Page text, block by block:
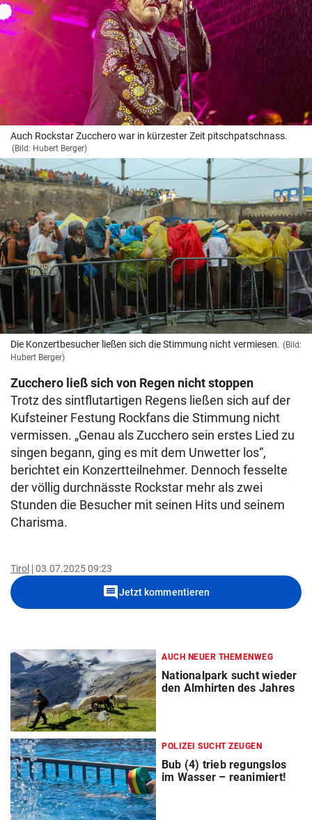
Auch Rockstar Zucchero war in kürzester Zeit pitsch­patsch­nass.
(Bild: Hubert Berger)
Die Konzertbesucher ließen sich die Stimmung nicht vermiesen. (Bild:
Hubert Berger)
Zucchero ließ sich von Regen nicht stoppen
Trotz des sintflutartigen Regens ließen sich auf der
Kufsteiner Festung Rockfans die Stimmung nicht
vermissen. „Genau als Zucchero sein erstes Lied zu
singen begann, ging es mit dem Unwetter los“,
berichtet ein Konzertteilnehmer. Dennoch fesselte
der völlig durchnässte Rockstar mehr als zwei
Stunden die Besucher mit seinen Hits und seinem
Charisma.
Tirol 03.07.2025 09:23
commentJetzt kommentieren
AUCH NEUER THEMENWEG
Nationalpark sucht wieder
den Almhirten des Jahres
POLIZEI SUCHT ZEUGEN
Bub (4) trieb regungslos
im Wasser – reanimiert!